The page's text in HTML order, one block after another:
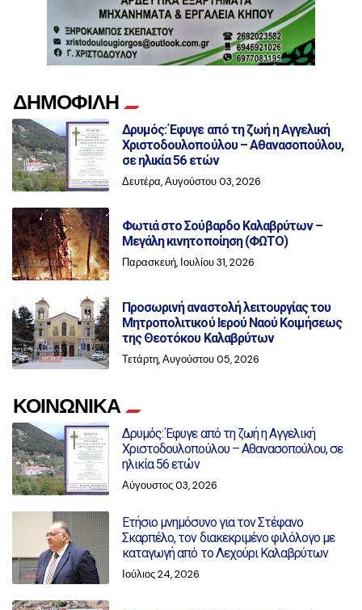
ΔΗΜΟΦΙΛΗ
Δρυμός: Έφυγε από τη ζωή η Αγγελική
Χριστοδουλοπούλου – Αθανασοπούλου,
σε ηλικία 56 ετών
Δευτέρα, Αυγούστου 03, 2026
Φωτιά στο Σούβαρδο Καλαβρύτων –
Μεγάλη κινητοποίηση (ΦΩΤΟ)
Παρασκευή, Ιουλίου 31, 2026
Προσωρινή αναστολή λειτουργίας του
Μητροπολιτικού Ιερού Ναού Κοιμήσεως
της Θεοτόκου Καλαβρύτων
Τετάρτη, Αυγούστου 05, 2026
ΚΟΙΝΩΝΙΚΑ
Δρυμός: Έφυγε από τη ζωή η Αγγελική
Χριστοδουλοπούλου – Αθανασοπούλου, σε
ηλικία 56 ετών
Αύγουστος 03, 2026
Ετήσιο μνημόσυνο για τον Στέφανο
Σκαρπέλο, τον διακεκριμένο φιλόλογο με
καταγωγή από το Λεχούρι Καλαβρύτων
Ιούλιος 24, 2026